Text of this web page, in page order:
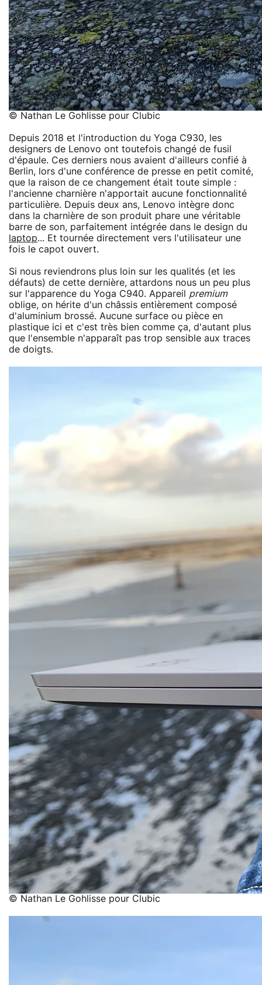
© Nathan Le Gohlisse pour Clubic
Depuis 2018 et l'introduction du Yoga C930, les
designers de Lenovo ont toutefois changé de fusil
d'épaule. Ces derniers nous avaient d'ailleurs confié à
Berlin, lors d'une conférence de presse en petit comité,
que la raison de ce changement était toute simple :
l'ancienne charnière n'apportait aucune fonctionnalité
particulière. Depuis deux ans, Lenovo intègre donc
dans la charnière de son produit phare une véritable
barre de son, parfaitement intégrée dans le design du
laptop... Et tournée directement vers l'utilisateur une
fois le capot ouvert.
Si nous reviendrons plus loin sur les qualités (et les
défauts) de cette dernière, attardons nous un peu plus
sur l'apparence du Yoga C940. Appareil premium
oblige, on hérite d'un châssis entièrement composé
d'aluminium brossé. Aucune surface ou pièce en
plastique ici et c'est très bien comme ça, d'autant plus
que l'ensemble n'apparaît pas trop sensible aux traces
de doigts.
© Nathan Le Gohlisse pour Clubic